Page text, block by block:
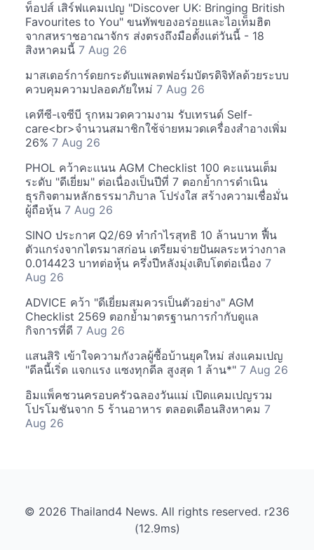
ท็อปส์ เสิร์ฟแคมเปญ "Discover UK: Bringing British
Favourites to You" ขนทัพของอร่อยและไอเท็มฮิต
จากสหราชอาณาจักร ส่งตรงถึงมือตั้งแต่วันนี้ - 18
สิงหาคมนี้ 7 Aug 26
มาสเตอร์การ์ดยกระดับแพลตฟอร์มบัตรดิจิทัลด้วยระบบ
ควบคุมความปลอดภัยใหม่ 7 Aug 26
เคทีซี-เจซีบี รุกหมวดความงาม รับเทรนด์ Self-
care<br>จำนวนสมาชิกใช้จ่ายหมวดเครื่องสำอางเพิ่ม
26% 7 Aug 26
PHOL คว้าคะแนน AGM Checklist 100 คะแนนเต็ม
ระดับ "ดีเยี่ยม" ต่อเนื่องเป็นปีที่ 7 ตอกย้ำการดำเนิน
ธุรกิจตามหลักธรรมาภิบาล โปร่งใส สร้างความเชื่อมั่น
ผู้ถือหุ้น 7 Aug 26
SINO ประกาศ Q2/69 ทำกำไรสุทธิ 10 ล้านบาท ฟื้น
ตัวแกร่งจากไตรมาสก่อน เตรียมจ่ายปันผลระหว่างกาล
0.014423 บาทต่อหุ้น ครึ่งปีหลังมุ่งเติบโตต่อเนื่อง 7
Aug 26
ADVICE คว้า "ดีเยี่ยมสมควรเป็นตัวอย่าง" AGM
Checklist 2569 ตอกย้ำมาตรฐานการกำกับดูแล
กิจการที่ดี 7 Aug 26
แสนสิริ เข้าใจความกังวลผู้ซื้อบ้านยุคใหม่ ส่งแคมเปญ
"ดีลนี้เริ่ด แจกแรง แซงทุกดีล สูงสุด 1 ล้าน*" 7 Aug 26
อิมแพ็คชวนครอบครัวฉลองวันแม่ เปิดแคมเปญรวม
โปรโมชันจาก 5 ร้านอาหาร ตลอดเดือนสิงหาคม 7
Aug 26
© 2026 Thailand4 News. All rights reserved. r236
(12.9ms)